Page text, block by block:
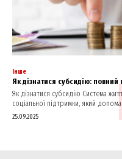
Інше
Як дізнатися субсидію: повний
Як дізнатися субсидію Система
соціальної підтримки, який
25.09.2025